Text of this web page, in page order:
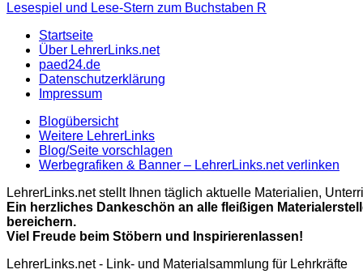
Beitrag
Lesespiel und Lese-Stern zum Buchstaben R
Startseite
Über LehrerLinks.net
paed24.de
Datenschutzerklärung
Impressum
Blogübersicht
Weitere LehrerLinks
Blog/Seite vorschlagen
Werbegrafiken & Banner – LehrerLinks.net verlinken
LehrerLinks.net stellt Ihnen täglich aktuelle Materialien,
Ein herzliches Dankeschön an alle fleißigen
bereichern.
Viel Freude beim Stöbern und Inspirierenlassen!
LehrerLinks.net - Link- und Materialsammlung für Lehrkräfte